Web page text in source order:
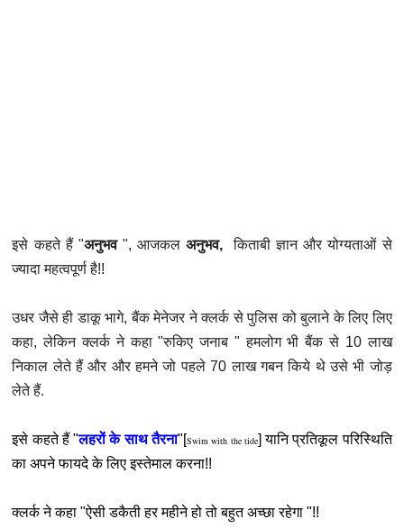
इसे कहते हैं "अनुभव", आजकल अनुभव,किताबी ज्ञान और योग्यताओं से
ज्यादा महत्वपूर्ण है!!
उधर जैसे ही डाकू भागे, बैंक मेनेजर ने क्लर्क से पुलिस को बुलाने के लिए लिए
कहा, लेकिन क्लर्क ने कहा "रुकिए जनाब " हमलोग भी बैंक से 10 लाख
निकाल लेते हैं और और हमने जो पहले 70 लाख गबन किये थे उसे भी जोड़
लेते हैं.
​इसे कहते हैं "लहरों के साथ तैरना"[Swim with the tide] यानि प्रतिकूल परिस्थिति
का अपने फायदे के लिए इस्तेमाल करना!!
क्लर्क ने कहा "ऐसी डकैती हर महीने हो तो बहुत अच्छा रहेगा "!!